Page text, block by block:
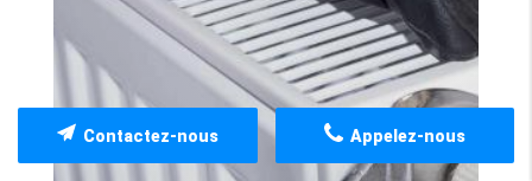
Appelez-nous
Contactez-nous